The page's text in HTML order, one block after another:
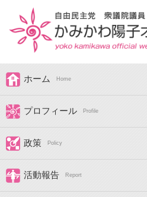
ホーム Home
プロフィール Profile
政策 Policy
活動報告 Report